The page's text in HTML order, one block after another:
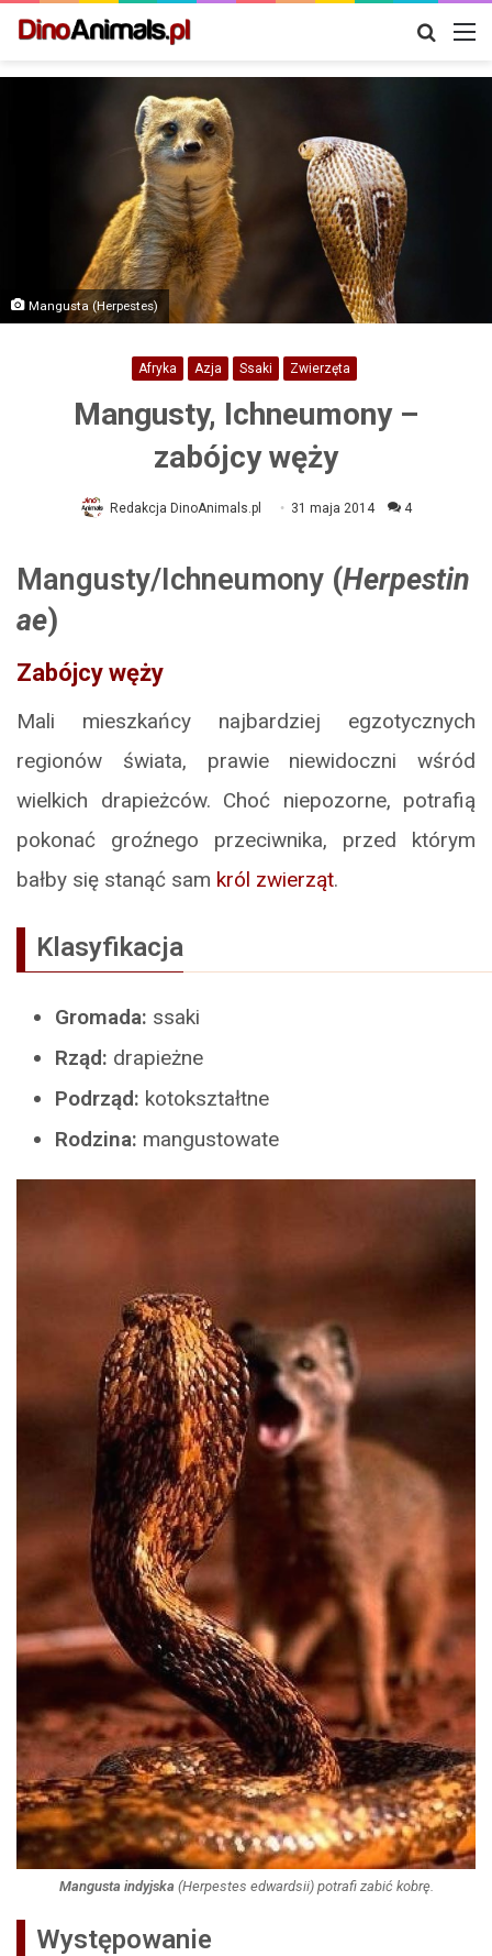
Szukaj
Mangusta (Herpestes)
Afryka Azja Ssaki Zwierzęta
Mangusty, Ichneumony –
zabójcy węży
Redakcja DinoAnimals.pl 31 maja 2014 4
Mangusty/Ichneumony (Herpestin
ae)
Zabójcy węży
Mali mieszkańcy najbardziej egzotycznych
regionów świata, prawie niewidoczni wśród
wielkich drapieżców. Choć niepozorne, potrafią
pokonać groźnego przeciwnika, przed którym
bałby się stanąć sam król zwierząt.
Klasyfikacja
Gromada: ssaki
Rząd: drapieżne
Podrząd: kotokształtne
Rodzina: mangustowate
Mangusta indyjska (Herpestes edwardsii) potrafi zabić kobrę.
Występowanie